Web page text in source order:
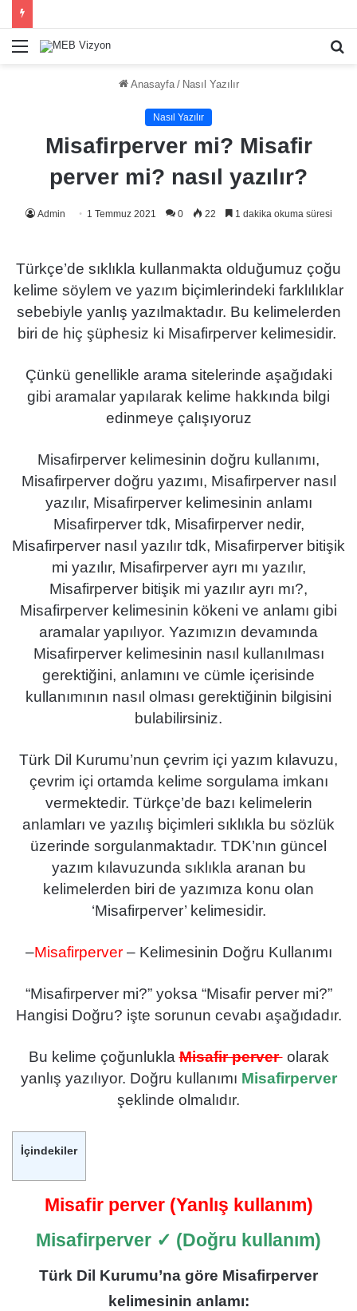
Menü
Anasayfa / Nasıl Yazılır
Nasıl Yazılır
Misafirperver mi? Misafir
perver mi? nasıl yazılır?
Admin 1 Temmuz 2021 0 22 1 dakika okuma süresi
Türkçe’de sıklıkla kullanmakta olduğumuz çoğu
kelime söylem ve yazım biçimlerindeki farklılıklar
sebebiyle yanlış yazılmaktadır. Bu kelimelerden
biri de hiç şüphesiz ki Misafirperver kelimesidir.
Çünkü genellikle arama sitelerinde aşağıdaki
gibi aramalar yapılarak kelime hakkında bilgi
edinmeye çalışıyoruz
Misafirperver kelimesinin doğru kullanımı,
Misafirperver doğru yazımı, Misafirperver nasıl
yazılır, Misafirperver kelimesinin anlamı
Misafirperver tdk, Misafirperver nedir,
Misafirperver nasıl yazılır tdk, Misafirperver bitişik
mi yazılır, Misafirperver ayrı mı yazılır,
Misafirperver bitişik mi yazılır ayrı mı?,
Misafirperver kelimesinin kökeni ve anlamı gibi
aramalar yapılıyor. Yazımızın devamında
Misafirperver kelimesinin nasıl kullanılması
gerektiğini, anlamını ve cümle içerisinde
kullanımının nasıl olması gerektiğinin bilgisini
bulabilirsiniz.
Türk Dil Kurumu’nun çevrim içi yazım kılavuzu,
çevrim içi ortamda kelime sorgulama imkanı
vermektedir. Türkçe’de bazı kelimelerin
anlamları ve yazılış biçimleri sıklıkla bu sözlük
üzerinde sorgulanmaktadır. TDK’nın güncel
yazım kılavuzunda sıklıkla aranan bu
kelimelerden biri de yazımıza konu olan
‘Misafirperver’ kelimesidir.
–Misafirperver – Kelimesinin Doğru Kullanımı
“Misafirperver mi?” yoksa “Misafir perver mi?”
Hangisi Doğru? işte sorunun cevabı aşağıdadır.
Bu kelime çoğunluklaMisafir perverolarak
yanlış yazılıyor. Doğru kullanımı Misafirperver
şeklinde olmalıdır.
İçindekiler
Misafir perver (Yanlış kullanım)
Misafirperver ✓ (Doğru kullanım)
Türk Dil Kurumu’na göre Misafirperver
kelimesinin anlamı: